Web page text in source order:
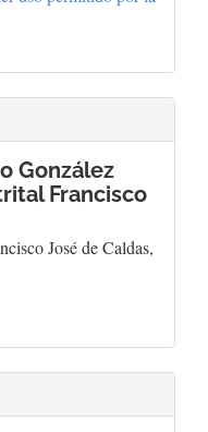
González
Francisco
José de Caldas,